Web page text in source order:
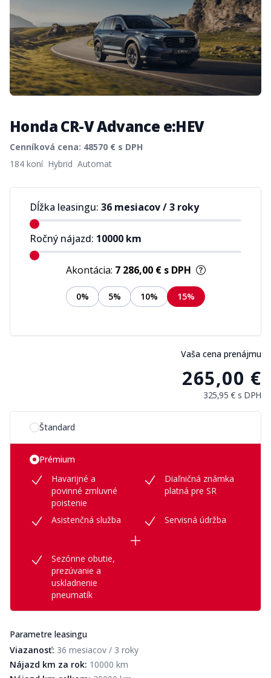
Honda CR-V Advance e:HEV
Cenníková cena: 48570 € s DPH
Product information
184 koní Hybrid Automat
Dĺžka leasingu: 36 mesiacov/3 roky
Ročný nájazd: 10000 km
Akontácia: 7 286,00 € s DPH
0% 5% 10% 15%
Vaša cena prenájmu
265,00 €
325,95 € s DPH
Štandard
Prémium
Havarijné a
povinné zmluvné
poistenie
Diaľničná známka
platná pre SR
Asistenčná služba Servisná údržba
Sezónne obutie,
prezúvanie a
uskladnenie
pneumatík
Parametre leasingu
Viazanosť: 36 mesiacov / 3 roky
Nájazd km za rok: 10000 km